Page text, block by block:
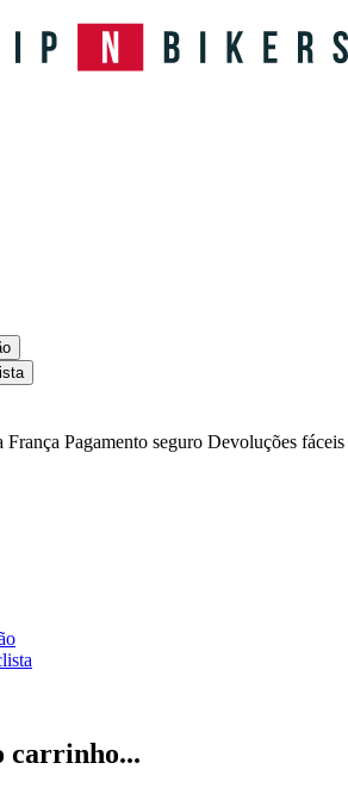
França Pagamento seguro Devoluções fáceis
carrinho...